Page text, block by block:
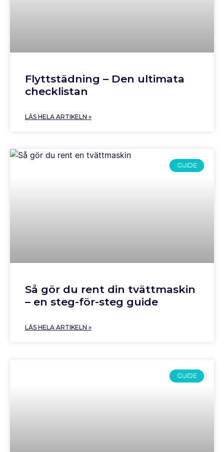
Flyttstädning – Den ultimata
checklistan
LÄS HELA ARTIKELN »
GUIDE
Så gör du rent din tvättmaskin
– en steg-för-steg guide
LÄS HELA ARTIKELN »
GUIDE